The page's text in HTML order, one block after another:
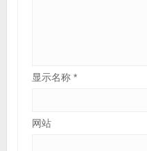
显示名称 *
网站